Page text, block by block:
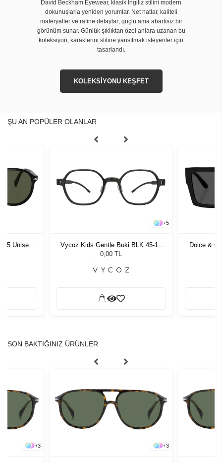
David Beckham Eyewear, klasik İngiliz stilini modern
dokunuşlarla yeniden yorumlar. Net hatlar, kaliteli
materyaller ve rafine detaylar; güçlü ama abartısız bir
görünüm sunar. Günlük şıklıktan özel anlara uzanan bu
koleksiyon, karakterini stiline yansıtmak isteyenler için
tasarlandı.
KOLEKSİYONU KEŞFET
ŞU AN POPÜLER OLANLAR
+5
Vycoz Kids Gentle Buki BLK 45-19
135
0,00 TL
Dolce & Gabbana 4446B 33558753
Kadın Güneş Gözlüğü
21.965,00 TL
Vycoz
SON BAKTIĞINIZ ÜRÜNLER
+3 +3